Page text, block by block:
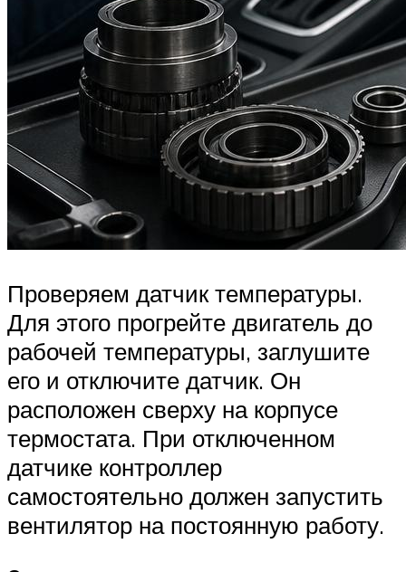
Проверяем датчик температуры.
Для этого прогрейте двигатель до
рабочей температуры, заглушите
его и отключите датчик. Он
расположен сверху на корпусе
термостата. При отключенном
датчике контроллер
самостоятельно должен запустить
вентилятор на постоянную работу.